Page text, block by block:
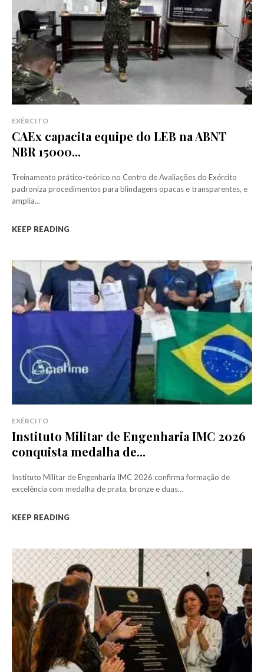
EXÉRCITO
CAEx capacita equipe do LEB na ABNT
NBR 15000...
Treinamento prático-teórico no Centro de Avaliações do Exército
padroniza procedimentos para blindagens opacas e transparentes, e
amplia...
KEEP READING
EXÉRCITO
Instituto Militar de Engenharia IMC 2026
conquista medalha de...
Instituto Militar de Engenharia IMC 2026 confirma formação de
excelência com medalha de prata, bronze e duas...
KEEP READING